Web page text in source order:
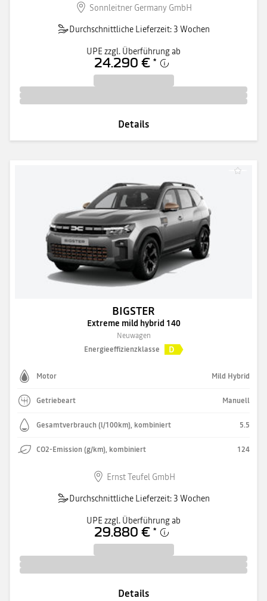
Sonnleitner Germany GmbH
Durchschnittliche Lieferzeit: 3 Wochen
UPE zzgl. Überführung ab
24.290 € *
Details
BIGSTER
Extreme mild hybrid 140
Neuwagen
Energieeffizienzklasse
D
Motor Mild Hybrid
Getriebeart Manuell
Gesamtverbrauch (l/100km), kombiniert 5.5
CO2-Emission (g/km), kombiniert 124
Ernst Teufel GmbH
Durchschnittliche Lieferzeit: 3 Wochen
UPE zzgl. Überführung ab
29.880 € *
Details